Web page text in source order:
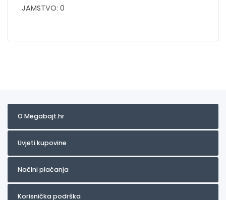
JAMSTVO: 0
O Megabajt.hr
Uvjeti kupovine
Načini plaćanja
Korisnička podrška